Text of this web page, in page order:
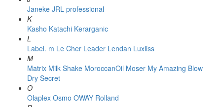
Janeke JRL professional
K
Kasho Katachi Kerarganic
L
Label. m Le Cher Leader Lendan Luxliss
M
Matrix Milk Shake MoroccanOil Moser My Amazing Blow
Dry Secret
O
Olaplex Osmo OWAY Rolland